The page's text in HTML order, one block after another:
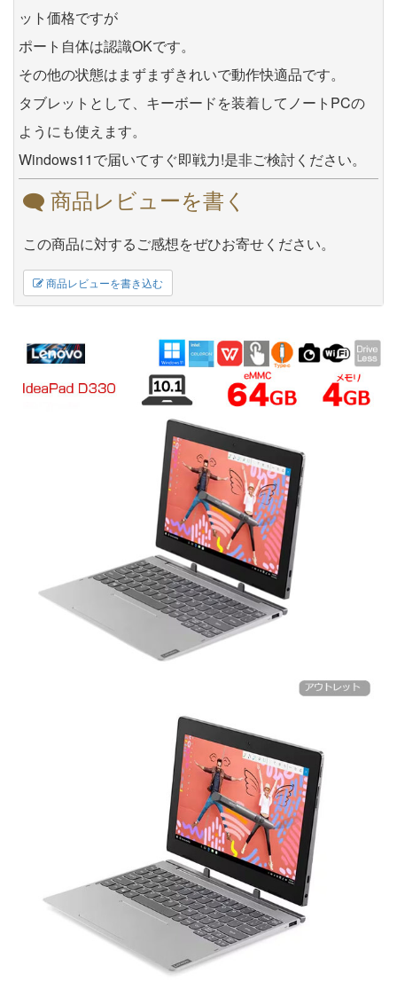
ット価格ですが
ポート自体は認識OKです。
その他の状態はまずまずきれいで動作快適品です。
タブレットとして、キーボードを装着してノートPCの
ようにも使えます。
Windows11で届いてすぐ即戦力!是非ご検討ください。
商品レビューを書く
この商品に対するご感想をぜひお寄せください。
商品レビューを書き込む